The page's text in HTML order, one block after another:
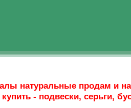
натуральные продам и на
- подвески, серьги,